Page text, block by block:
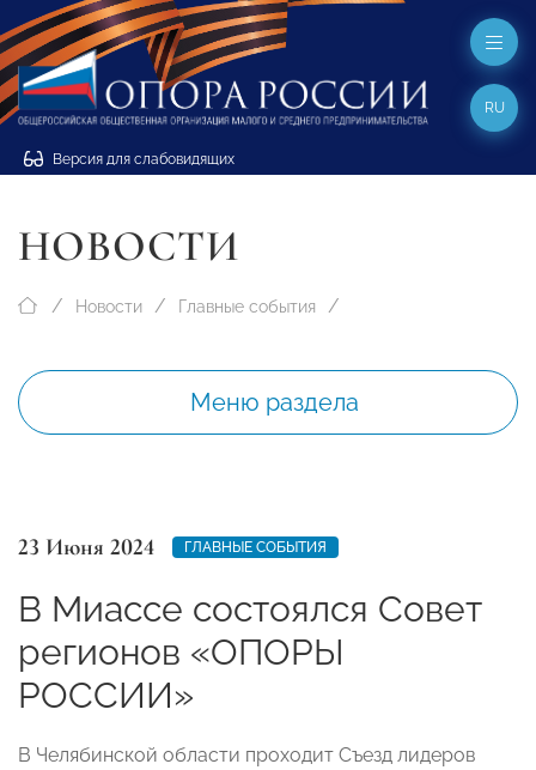
Версия для слабовидящих
RU
НОВОСТИ
Новости Главные события
Меню раздела
23 Июня 2024 ГЛАВНЫЕ СОБЫТИЯ
В Миассе состоялся Совет
регионов «ОПОРЫ
РОССИИ»
В Челябинской области проходит Съезд лидеров